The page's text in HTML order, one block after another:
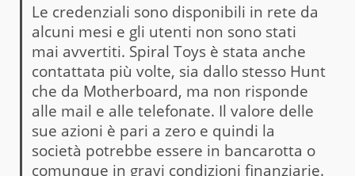
Le credenziali sono disponibili in rete da
alcuni mesi e gli utenti non sono stati
mai avvertiti. Spiral Toys è stata anche
contattata più volte, sia dallo stesso Hunt
che da Motherboard, ma non risponde
alle mail e alle telefonate. Il valore delle
sue azioni è pari a zero e quindi la
società potrebbe essere in bancarotta o
comunque in gravi condizioni finanziarie.